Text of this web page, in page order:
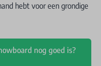
hebt voor een grondige
nog goed is?